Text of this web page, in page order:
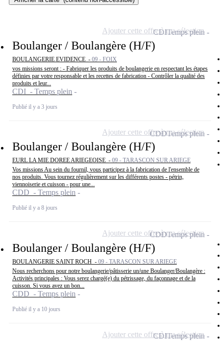
Boulanger / Boulangère (H/F)
BOULANGERIE EVIDENCE - 09 - FOIX
vos missions seront : - Fabriquer les produits de boulangerie en respectant les étapes
définies par votre responsable et les recettes de fabrication - Contrôler la qualité des
produits et leur...
CDI - Temps plein
Publié il y a 3 jours
CDITemps plein
Ajouter cette offre à ma sélection
Boulanger / Boulangère (H/F)
EURL LA MIE DOREE ARIEGEOISE - 09 - TARASCON SUR ARIEGE
Vos missions Au sein du fournil, vous participez à la fabrication de l'ensemble de
nos produits. Vous tournez régulièrement sur les différents postes - pétrin,
viennoiserie et cuisson - pour une...
CDD - Temps plein
Publié il y a 8 jours
CDDTemps plein
Ajouter cette offre à ma sélection
Boulanger / Boulangère (H/F)
BOULANGERIE SAINT ROCH - 09 - TARASCON SUR ARIEGE
Nous recherchons pour notre boulangerie/pâtisserie un/une Boulanger/Boulangère :
Activités principales : Vous serez chargé(e) du pétrissage, du façonnage et de la
cuisson. Si vous avez un bon...
CDD - Temps plein
Publié il y a 10 jours
CDDTemps plein
Ajouter cette offre à ma sélection
CDITemps plein
Ajouter cette offre à ma sélection